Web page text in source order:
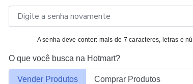
A senha deve conter: mais de 7 caracteres, letras e
O que você busca na Hotmart?
Vender Produtos Comprar Produtos